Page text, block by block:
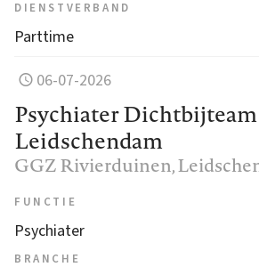
DIENSTVERBAND
Parttime
06-07-2026
Psychiater Dichtbijteam
Leidschendam
GGZ Rivierduinen,
FUNCTIE
Psychiater
BRANCHE